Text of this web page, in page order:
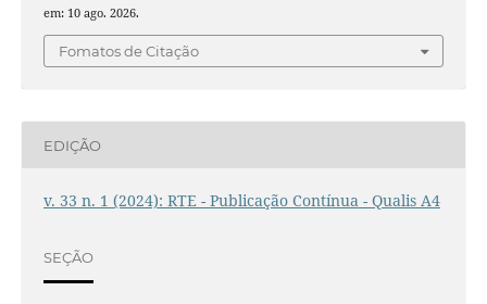
em: 10 ago. 2026.
Fomatos de Citação
EDIÇÃO
v. 33 n. 1 (2024): RTE - Publicação Contínua - Qualis A4
SEÇÃO